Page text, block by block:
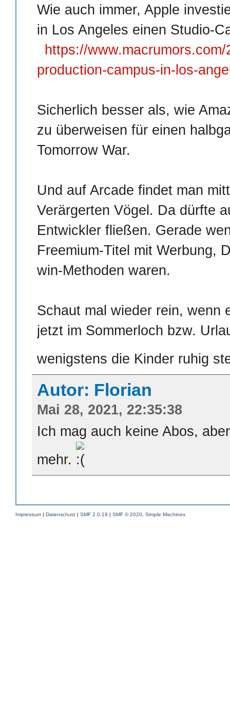
Wie auch immer, Apple
in Los Angeles einen Studio-
https://
production-campus-in-los-
Sicherlich besser als, wie
zu überweisen für einen
Tomorrow War.
Und auf Arcade findet man
Verärgerten Vögel. Da dürfte
Entwickler fließen. Gerade
Freemium-Titel mit Werbung,
win-Methoden waren.
Schaut mal wieder rein, wenn
jetzt im Sommerloch bzw.
wenigstens die Kinder ruhig
Autor: Florian
Mai 28, 2021, 22:35:38
Ich mag auch keine Abos,
mehr.
Impressum | Datenschutz | SMF 2.0.19 | SMF © 2020, Simple Machines